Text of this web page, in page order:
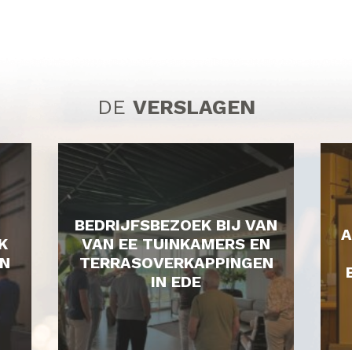
DE VERSLAGEN
BEDRIJFSBEZOEK BIJ VAN
VAN EE TUINKAMERS EN
TERRASOVERKAPPINGEN
IN EDE